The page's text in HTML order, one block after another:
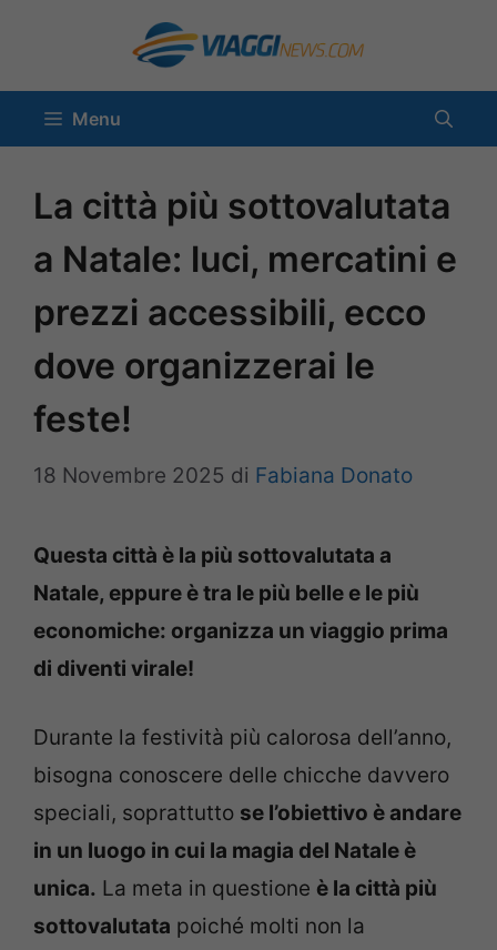
contenuto
Menu
La città più sottovalutata
a Natale: luci, mercatini e
prezzi accessibili, ecco
dove organizzerai le
feste!
18 Novembre 2025 di Fabiana Donato
Questa città è la più sottovalutata a
Natale, eppure è tra le più belle e le più
economiche: organizza un viaggio prima
di diventi virale!
Durante la festività più calorosa dell’anno,
bisogna conoscere delle chicche davvero
speciali, soprattutto se l’obiettivo è andare
in un luogo in cui la magia del Natale è
unica. La meta in questione è la città più
sottovalutata poiché molti non la